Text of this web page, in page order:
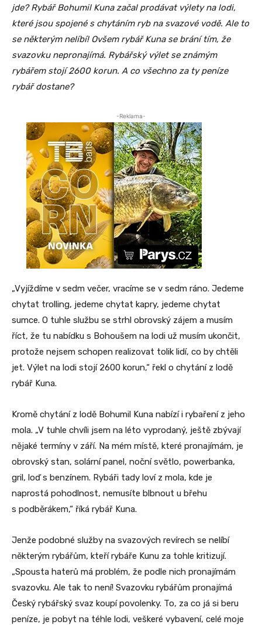
jde? Rybář Bohumil Kuna začal prodávat výlety na lodi,
které jsou spojené s chytáním ryb na svazové vodě. Ale to
se některým nelíbí! Ovšem rybář Kuna se brání tím, že
svazovku nepronajímá. Rybářský výlet se známým
rybářem stojí 2600 korun. A co všechno za ty peníze
rybář dostane?
-Reklama-
„Vyjíždíme v sedm večer, vracíme se v sedm ráno. Jedeme
chytat trolling, jedeme chytat kapry, jedeme chytat
sumce. O tuhle službu se strhl obrovský zájem a musím
říct, že tu nabídku s Bohoušem na lodi už musím ukončit,
protože nejsem schopen realizovat tolik lidí, co by chtěli
jet. Výlet na lodi stojí 2600 korun,“ řekl o chytání z lodě
rybář Kuna.
Kromě chytání z lodě Bohumil Kuna nabízí i rybaření z jeho
mola. „V tuhle chvíli jsem na léto vyprodaný, ještě zbývají
nějaké termíny v září. Na mém místě, které pronajímám, je
obrovský stan, solární panel, noční světlo, powerbanka,
gril, loď s benzínem. Rybáři tady loví z mola, kde je
naprostá pohodlnost, nemusíte blbnout u břehu
s podběrákem,“ říká rybář Kuna.
Jenže podobné služby na svazových revírech se nelíbí
některým rybářům, kteří rybáře Kunu za tohle kritizují.
„Spousta haterů má problém, že podle nich pronajímám
svazovku. Ale tak to není! Svazovku rybářům pronajímá
Český rybářský svaz koupí povolenky. To, za co já si beru
peníze, je pobyt na téhle lodi, veškeré vybavení, celé moje